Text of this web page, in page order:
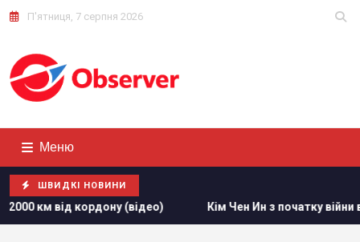
П'ятниця, 7 серпня 2026
Меню
ШВИДКІ НОВИНИ
(відео) Кім Чен Ин з початку війни в Україні